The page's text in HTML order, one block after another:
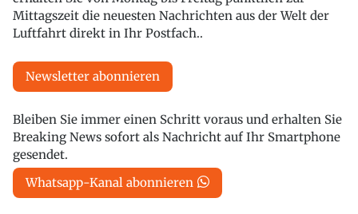
Mittagszeit die neuesten Nachrichten aus der Welt der
Luftfahrt direkt in Ihr Postfach..
Newsletter abonnieren
Bleiben Sie immer einen Schritt voraus und erhalten Sie
Breaking News sofort als Nachricht auf Ihr Smartphone
gesendet.
Whatsapp-Kanal abonnieren